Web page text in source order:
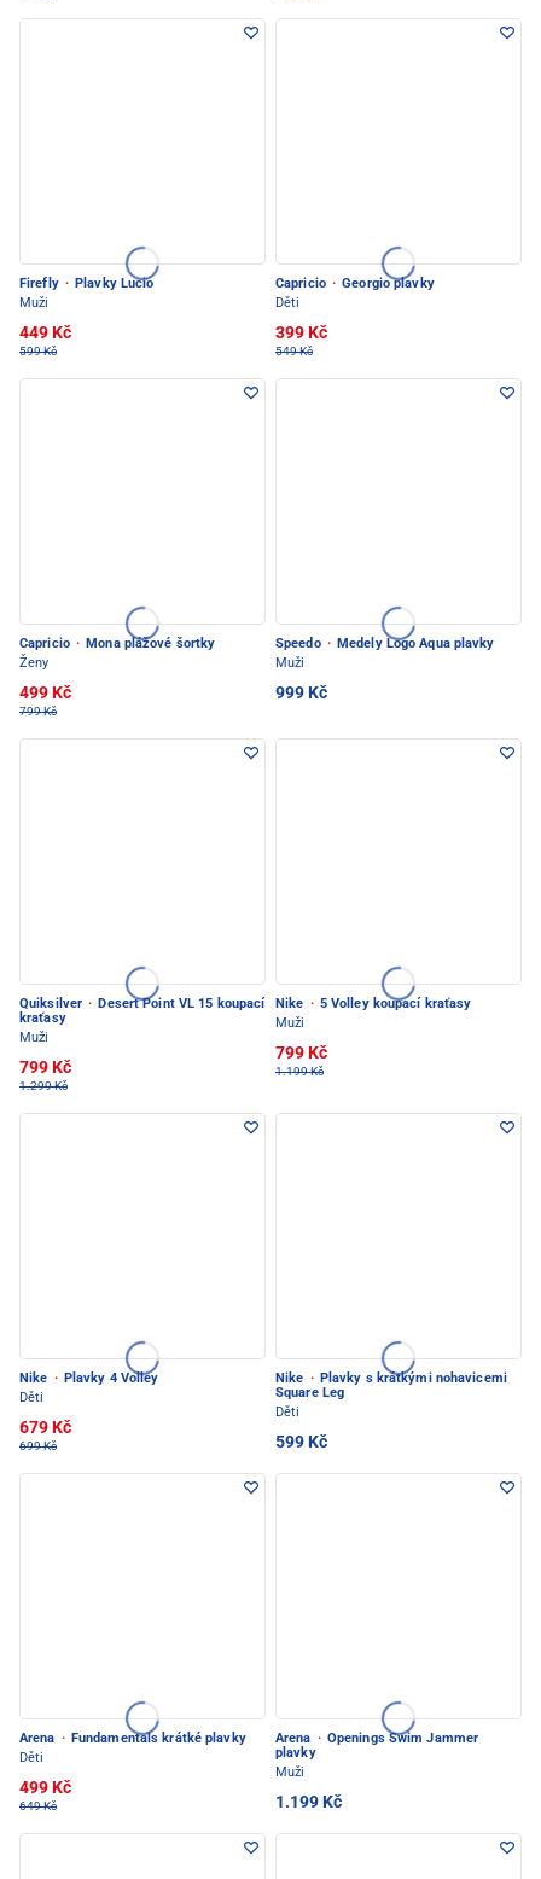
Firefly · Plavky Lucio
Muži
449 Kč
599 Kč
Capricio · Georgio plavky
Děti
399 Kč
549 Kč
Capricio · Mona plážové šortky
Ženy
499 Kč
799 Kč
Speedo · Medely Logo Aqua plavky
Muži
999 Kč
Quiksilver · Desert Point VL 15 koupací
kraťasy
Muži
799 Kč
1.299 Kč
Nike · 5 Volley koupací kraťasy
Muži
799 Kč
1.199 Kč
Nike · Plavky 4 Volley
Děti
679 Kč
699 Kč
Nike · Plavky s krátkými nohavicemi
Square Leg
Děti
599 Kč
Arena · Fundamentals krátké plavky
Děti
499 Kč
649 Kč
Arena · Openings Swim Jammer
plavky
Muži
1.199 Kč